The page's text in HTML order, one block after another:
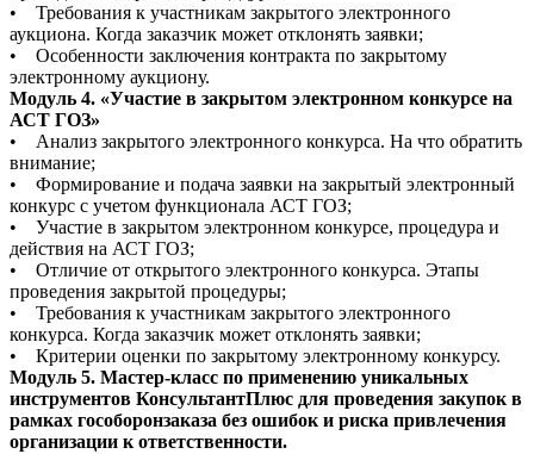
• Требования к участникам закрытого электронного
аукциона. Когда заказчик может отклонять заявки;
• Особенности заключения контракта по закрытому
электронному аукциону.
Модуль 4. «Участие в закрытом электронном конкурсе на
АСТ ГОЗ»
• Анализ закрытого электронного конкурса. На что обратить
внимание;
• Формирование и подача заявки на закрытый электронный
конкурс с учетом функционала АСТ ГОЗ;
• Участие в закрытом электронном конкурсе, процедура и
действия на АСТ ГОЗ;
• Отличие от открытого электронного конкурса. Этапы
проведения закрытой процедуры;
• Требования к участникам закрытого электронного
конкурса. Когда заказчик может отклонять заявки;
• Критерии оценки по закрытому электронному конкурсу.
Модуль 5. Мастер-класс по применению уникальных
инструментов КонсультантПлюс для проведения закупок в
рамках гособоронзаказа без ошибок и риска привлечения
организации к ответственности.